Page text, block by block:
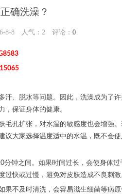
确洗澡？
8-8 人气： 2 评论： 0
、脱水等问题。因此，洗澡成为了
，保证身体的健康。
孔扩张，对水温的敏感度也会增强
大家选择温度适中的水温，既不会
钟之间。如果时间过长，会使身体
快或过慢，避免对皮肤造成不良刺激
不及时清洗，会容易滋生细菌等病